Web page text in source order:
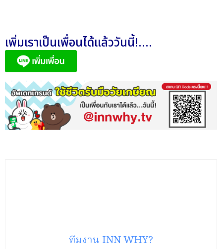
เพิ่มเราเป็นเพื่อนได้แล้ววันนี้!....
ทีมงาน INN WHY?